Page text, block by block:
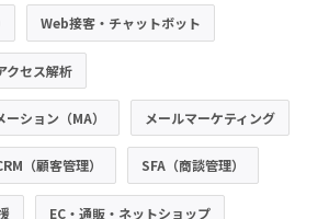
Web接客・チャットボット
クセス解析
ション（MA） メールマーケティング
（顧客管理） SFA（商談管理）
EC・通販・ネットショップ